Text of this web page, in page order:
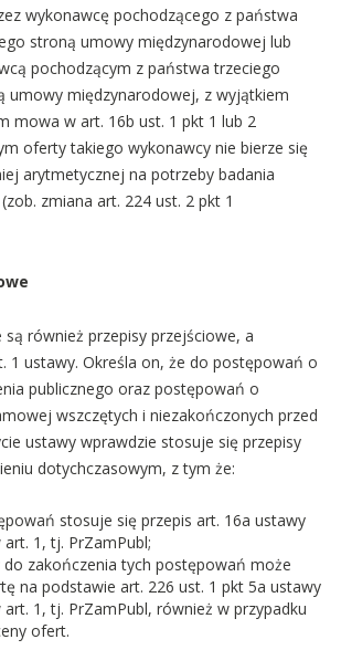
wykonawcę pochodzącego z państwa
stroną umowy międzynarodowej lub
pochodzącym z państwa trzeciego
umowy międzynarodowej, z wyjątkiem
mowa w art. 16b ust. 1 pkt 1 lub 2
oferty takiego wykonawcy nie bierze się
arytmetycznej na potrzeby badania
zmiana art. 224 ust. 2 pkt 1
również przepisy przejściowe, a
1 ustawy. Określa on, że do postępowań o
publicznego oraz postępowań o
wszczętych i niezakończonych przed
ustawy wprawdzie stosuje się przepisy
dotychczasowym, z tym że:
stosuje się przepis art. 16a ustawy
1, tj. PrZamPubl;
do zakończenia tych postępowań może
na podstawie art. 226 ust. 1 pkt 5a ustawy
1, tj. PrZamPubl, również w przypadku
ofert.